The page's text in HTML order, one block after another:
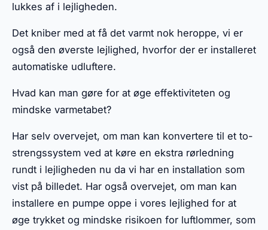
lukkes af i lejligheden.
Det kniber med at få det varmt nok heroppe, vi er
også den øverste lejlighed, hvorfor der er installeret
automatiske udluftere.
Hvad kan man gøre for at øge effektiviteten og
mindske varmetabet?
Har selv overvejet, om man kan konvertere til et to-
strengssystem ved at køre en ekstra rørledning
rundt i lejligheden nu da vi har en installation som
vist på billedet. Har også overvejet, om man kan
installere en pumpe oppe i vores lejlighed for at
øge trykket og mindske risikoen for luftlommer, som